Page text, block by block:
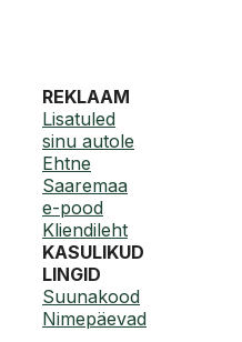
REKLAAM
Lisatuled
sinu autole
Ehtne
Saaremaa
e-pood
Kliendileht
KASULIKUD
LINGID
Suunakood
Nimepäevad